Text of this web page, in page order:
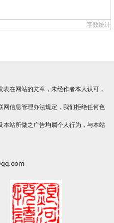
字数统计
在网站的文章，未经作者本人认可，
网信息管理办法规定，我们拒绝任何色
本站所做之广告均属个人行为，与本站